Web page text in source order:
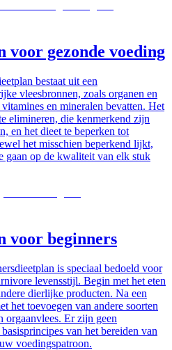
gezonde voeding
bestaat uit een
vleesbronnen, zoals organen en
en mineralen bevatten. Het
elimineren, die kenmerkend zijn
en het dieet te beperken tot
het misschien beperkend lijkt,
gaan op de kwaliteit van elk stuk
voor beginners
is speciaal bedoeld voor
levensstijl. Begin met het eten
dierlijke producten. Na een
het toevoegen van andere soorten
orgaanvlees. Er zijn geen
van het bereiden van
voedingspatroon.